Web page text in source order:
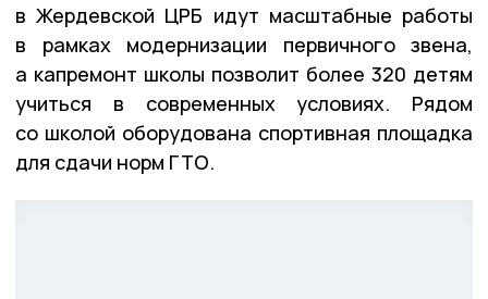
в Жердевской ЦРБ идут масштабные работы
в рамках модернизации первичного звена,
а капремонт школы позволит более 320 детям
учиться в современных условиях. Рядом
со школой оборудована спортивная площадка
для сдачи норм ГТО.